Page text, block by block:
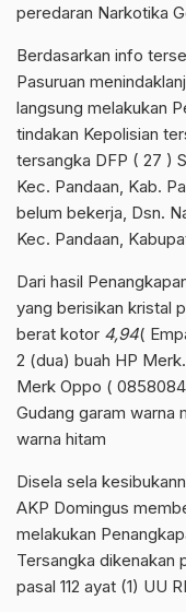
peredaran Narkotika
Berdasarkan info
Pasuruan
langsung melakukan
tindakan Kepolisian
tersangka DFP ( 27 )
Kec. Pandaan, Kab.
belum bekerja, Dsn.
Kec. Pandaan,
Dari hasil
yang berisikan kristal
berat kotor 4,94(
2 (dua) buah HP
Merk Oppo (
Gudang garam warna
warna hitam
Disela sela
AKP Domingus
melakukan
Tersangka dikenakan
pasal 112 ayat (1) UU